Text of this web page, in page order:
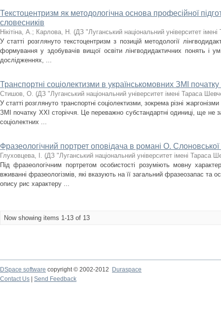
Текстоцентризм як методологічна основа професійної
словесників
Нікітіна, А.; Карлова, Н. (ДЗ "Луганський національний університет
У статті розглянуто текстоцентризм з позицій методології
формування у здобувачів вищої освіти лінгводидактичних понять і
дослідженнях, ...
Транспортні соціолектизми в українськомовних ЗМІ початку
Стишов, О. (ДЗ "Луганський національний університет імені Тараса
У статті розглянуто транспортні соціолектизми, зокрема різні
ЗМІ початку ХХІ сторіччя. Це переважно субстандартні одиниці, ще не
соціолектних ...
Фразеологічний портрет оповідача в романі О.
Глуховцева, І. (ДЗ "Луганський національний університет імені Тараса
Під фразеологічним портретом особистості розуміють мовну
вживанні фразеологізмів, які вказують на її загальний фразеозапас та
опису рис характеру ...
Now showing items 1-13 of 13
DSpace software copyright © 2002-2012
Duraspace
Contact Us
Send Feedback